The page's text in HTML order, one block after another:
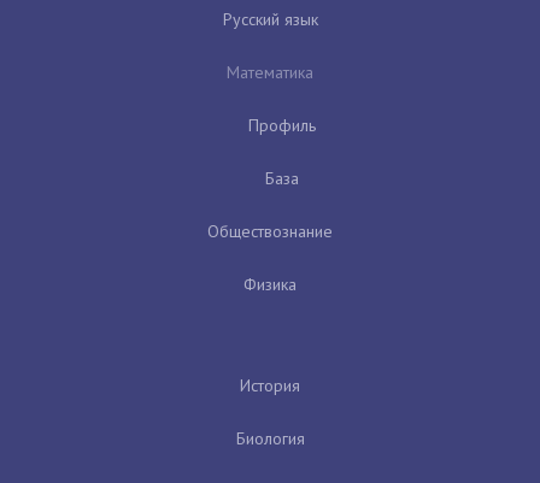
Русский язык
Математика
Профиль
База
Обществознание
Физика
История
Биология